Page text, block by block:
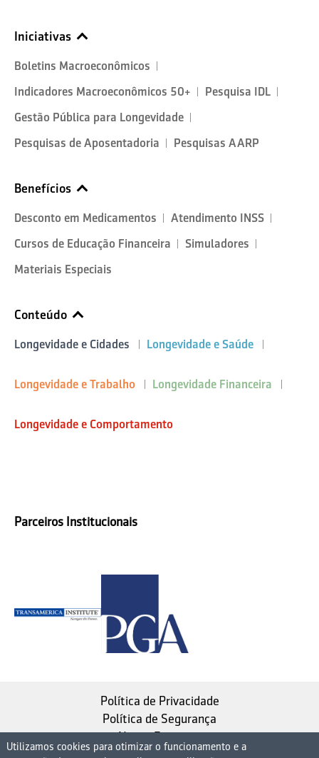
Iniciativas
Boletins Macroeconômicos
Indicadores Macroeconômicos 50+
Pesquisa IDL
Gestão Pública para Longevidade
Pesquisas de Aposentadoria
Pesquisas AARP
Benefícios
Desconto em Medicamentos
Atendimento INSS
Cursos de Educação Financeira
Simuladores
Materiais Especiais
Conteúdo
Longevidade e Cidades Longevidade e Saúde
Longevidade e Trabalho Longevidade Financeira
Longevidade e Comportamento
Parceiros Institucionais
Política de Privacidade
Política de Segurança
Nosso Estatuto
Utilizamos cookies para otimizar o funcionamento e a